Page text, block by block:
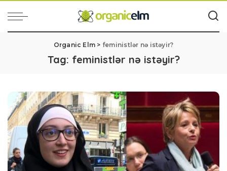
Organic Elm > feministlər nə istəyir?
Tag: feministlər nə istəyir?